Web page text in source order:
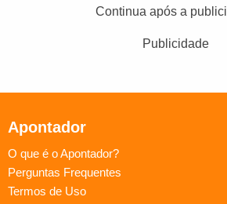
Continua após a
Publicidade
Apontador
O que é o Apontador?
Perguntas Frequentes
Termos de Uso